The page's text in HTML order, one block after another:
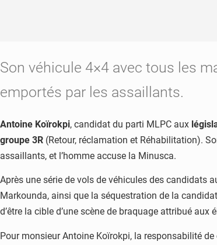
Son véhicule 4×4 avec tous les
emportés par les assaillants.
Antoine Koïrokpi, candidat du parti MLPC aux
groupe 3R (Retour, réclamation et Réhabilitation).
assaillants, et l’homme accuse la Minusca.
Après une série de vols de véhicules des candidats
Markounda, ainsi que la séquestration de la
d’être la cible d’une scène de braquage attribué
Pour monsieur Antoine Koïrokpi, la responsabilité